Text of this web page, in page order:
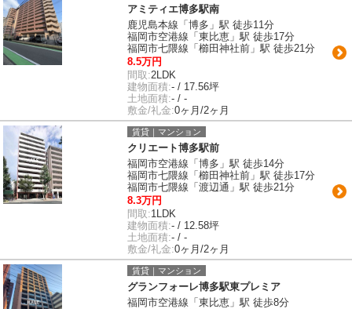
アミティエ博多駅南
鹿児島本線「博多」駅 徒歩11分
福岡市空港線「東比恵」駅 徒歩17分
福岡市七隈線「櫛田神社前」駅 徒歩21分
8.5万円
間取:2LDK
建物面積:- / 17.56坪
土地面積:- / -
敷金/礼金:0ヶ月/2ヶ月
賃貸｜マンション
クリエート博多駅前
福岡市空港線「博多」駅 徒歩14分
福岡市七隈線「櫛田神社前」駅 徒歩17分
福岡市七隈線「渡辺通」駅 徒歩21分
8.3万円
間取:1LDK
建物面積:- / 12.58坪
土地面積:- / -
敷金/礼金:0ヶ月/2ヶ月
賃貸｜マンション
グランフォーレ博多駅東プレミア
福岡市空港線「東比恵」駅 徒歩8分